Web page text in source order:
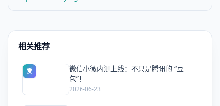
相关推荐
爱
微信小微内测上线：不只是腾讯的 “豆
包”！
2026-06-23